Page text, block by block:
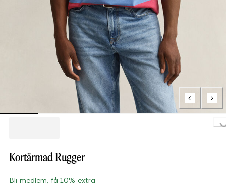
Loading...
Kortärmad Rugger
Bli medlem, få 10% extra